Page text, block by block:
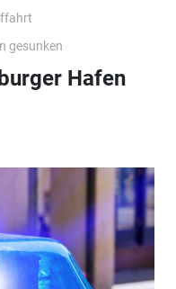
gesunken
Hafen